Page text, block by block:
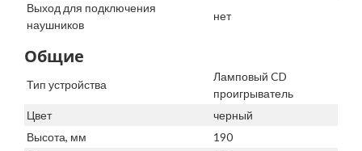
Выход для подключения
наушников
нет
Общие
Тип устройства
Ламповый CD
проигрыватель
Цвет
черный
Высота, мм
190